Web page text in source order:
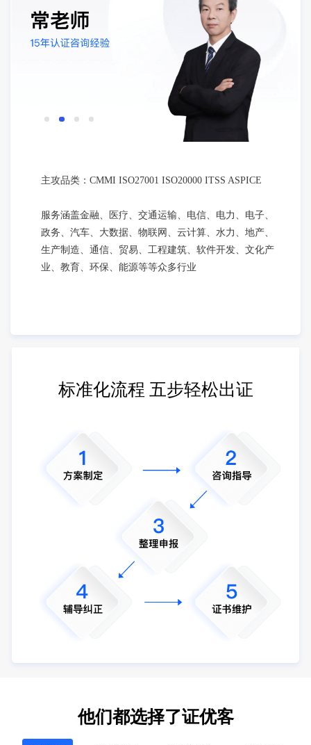
主攻品类：CMMI ISO27001 ISO20000 ITSS ASPICE
服务涵盖金融、医疗、交通运输、电信、电力、电子、
政务、汽车、大数据、物联网、云计算、水力、地产、
生产制造、通信、贸易、工程建筑、软件开发、文化产
业、教育、环保、能源等等众多行业
标准化流程 五步轻松出证
他们都选择了证优客